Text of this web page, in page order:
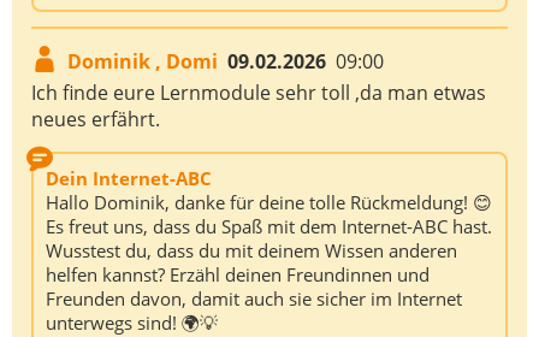
Dominik , Domi 09.02.2026 09:00
Ich finde eure Lernmodule sehr toll ,da man etwas
neues erfährt.
Dein Internet-ABC
Hallo Dominik, danke für deine tolle Rückmeldung! 😊
Es freut uns, dass du Spaß mit dem Internet-ABC hast.
Wusstest du, dass du mit deinem Wissen anderen
helfen kannst? Erzähl deinen Freundinnen und
Freunden davon, damit auch sie sicher im Internet
unterwegs sind! 🌍💡